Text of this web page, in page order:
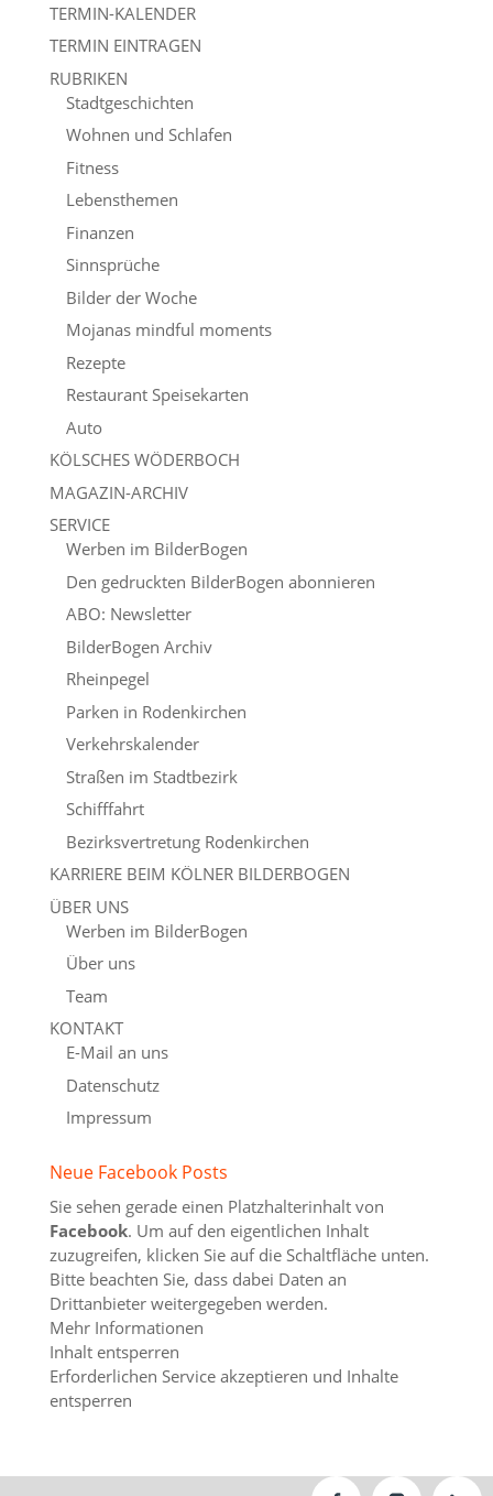
TERMIN-KALENDER
TERMIN EINTRAGEN
RUBRIKEN
Stadtgeschichten
Wohnen und Schlafen
Fitness
Lebensthemen
Finanzen
Sinnsprüche
Bilder der Woche
Mojanas mindful moments
Rezepte
Restaurant Speisekarten
Auto
KÖLSCHES WÖDERBOCH
MAGAZIN-ARCHIV
SERVICE
Werben im BilderBogen
Den gedruckten BilderBogen abonnieren
ABO: Newsletter
BilderBogen Archiv
Rheinpegel
Parken in Rodenkirchen
Verkehrskalender
Straßen im Stadtbezirk
Schifffahrt
Bezirksvertretung Rodenkirchen
KARRIERE BEIM KÖLNER BILDERBOGEN
ÜBER UNS
Werben im BilderBogen
Über uns
Team
KONTAKT
E-Mail an uns
Datenschutz
Impressum
Neue Facebook Posts
Sie sehen gerade einen Platzhalterinhalt von
Facebook. Um auf den eigentlichen Inhalt
zuzugreifen, klicken Sie auf die Schaltfläche unten.
Bitte beachten Sie, dass dabei Daten an
Drittanbieter weitergegeben werden.
Mehr Informationen
Inhalt entsperren
Erforderlichen Service akzeptieren und Inhalte
entsperren